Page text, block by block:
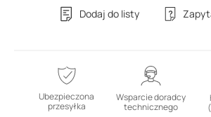
Dodaj do listy
Ubezpieczona
przesyłka
Wsparcie doradcy
technicznego